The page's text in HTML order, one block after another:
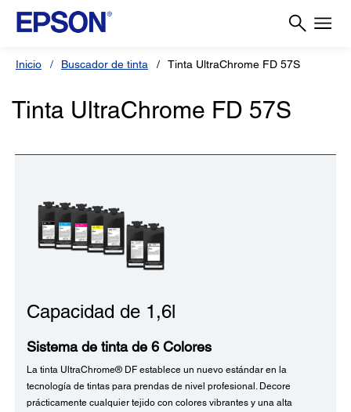
Inicio Buscador de tinta Tinta UltraChrome FD 57S
Tinta UltraChrome FD 57S
Capacidad de 1,6l
Sistema de tinta de 6 Colores
La tinta UltraChrome® DF establece un nuevo estándar en la
tecnología de tintas para prendas de nivel profesional. Decore
prácticamente cualquier tejido con colores vibrantes y una alta